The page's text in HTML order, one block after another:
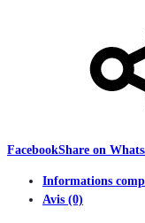
FacebookShare on
Informations
Avis (0)